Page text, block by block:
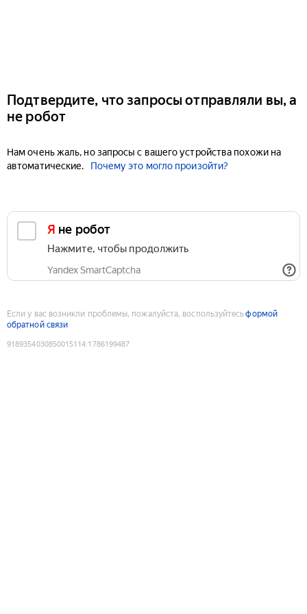
Подтвердите, что запросы отправляли вы, а
не робот
Нам очень жаль, но запросы с вашего устройства похожи на
автоматические.
Почему это могло произойти?
Я не робот
Нажмите, чтобы продолжить
Yandex SmartCaptcha
Если у вас возникли проблемы, пожалуйста, воспользуйтесьформой
обратной связи
9189354030850015114:1786199487